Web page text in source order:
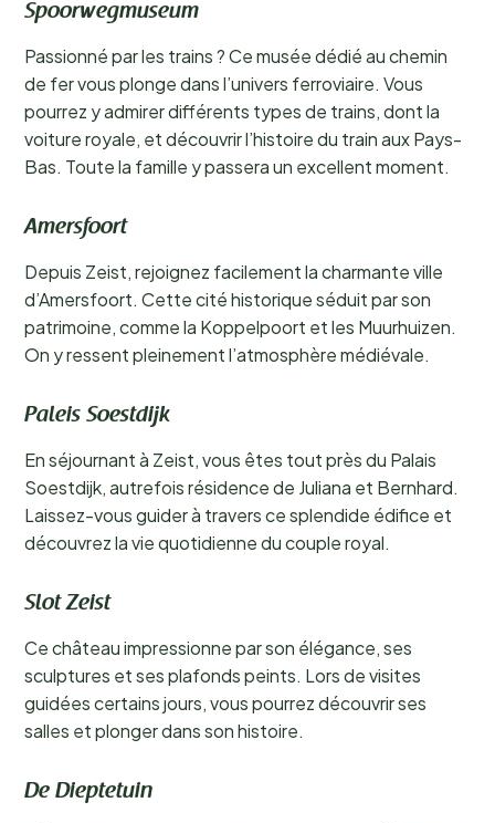
Spoorwegmuseum
Passionné par les trains ? Ce musée dédié au chemin
de fer vous plonge dans l’univers ferroviaire. Vous
pourrez y admirer différents types de trains, dont la
voiture royale, et découvrir l’histoire du train aux Pays-
Bas. Toute la famille y passera un excellent moment.
Amersfoort
Depuis Zeist, rejoignez facilement la charmante ville
d’Amersfoort. Cette cité historique séduit par son
patrimoine, comme la Koppelpoort et les Muurhuizen.
On y ressent pleinement l’atmosphère médiévale.
Paleis Soestdijk
En séjournant à Zeist, vous êtes tout près du Palais
Soestdijk, autrefois résidence de Juliana et Bernhard.
Laissez-vous guider à travers ce splendide édifice et
découvrez la vie quotidienne du couple royal.
Slot Zeist
Ce château impressionne par son élégance, ses
sculptures et ses plafonds peints. Lors de visites
guidées certains jours, vous pourrez découvrir ses
salles et plonger dans son histoire.
De Dieptetuin